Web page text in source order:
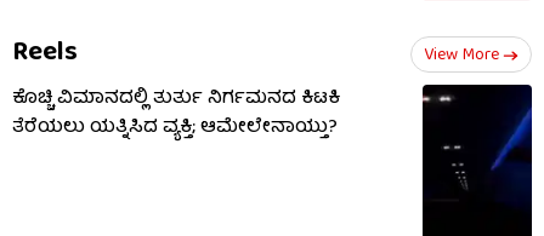
Reels View More
ಕೊಚ್ಚಿ ವಿಮಾನದಲ್ಲಿ ತುರ್ತು ನಿರ್ಗಮನದ ಕಿಟಕಿ
ತೆರೆಯಲು ಯತ್ನಿಸಿದ ವ್ಯಕ್ತಿ; ಆಮೇಲೇನಾಯ್ತು?